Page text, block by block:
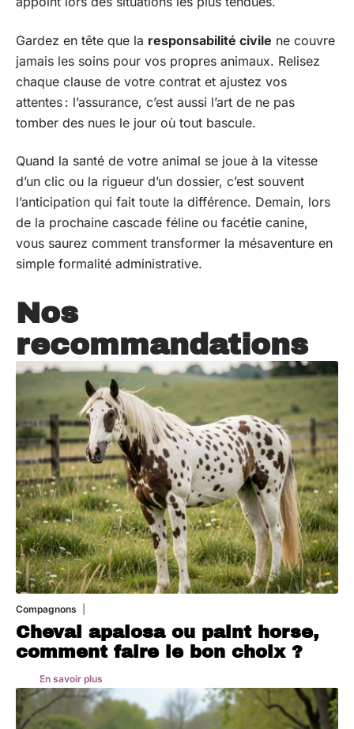
Gardez en tête que la responsabilité civile ne couvre
jamais les soins pour vos propres animaux. Relisez
chaque clause de votre contrat et ajustez vos
attentes : l’assurance, c’est aussi l’art de ne pas
tomber des nues le jour où tout bascule.
Quand la santé de votre animal se joue à la vitesse
d’un clic ou la rigueur d’un dossier, c’est souvent
l’anticipation qui fait toute la différence. Demain, lors
de la prochaine cascade féline ou facétie canine,
vous saurez comment transformer la mésaventure en
simple formalité administrative.
Nos
recommandations
Compagnons
Cheval apalosa ou paint horse,
comment faire le bon choix ?
En savoir plus